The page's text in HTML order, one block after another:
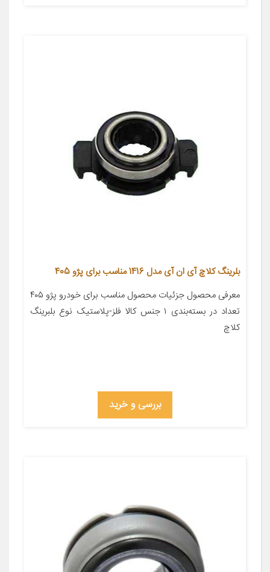
بلرینگ کلاچ آی ان آی مدل 1416 مناسب برای پژو 405
معرفی محصول جزئیات محصول مناسب برای خودرو پژو ۴۰۵
تعداد در بسته‌بندی ۱ جنس کالا فلز-پلاستیک نوع بلبرینگ
کلاچ
بررسی و خرید